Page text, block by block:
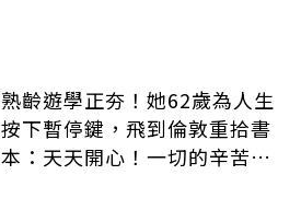
熟齡遊學正夯！她62歲為人生
按下暫停鍵，飛到倫敦重拾書
本：天天開心！一切的辛苦都